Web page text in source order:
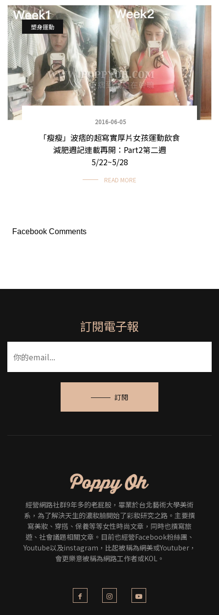
塑身運動
2016-06-05
「瘦瘦」波痞的超寫實厚片女孩運動飲食
減肥週記連載再開：Part2第二週
5/22~5/28
READ MORE
Facebook Comments
訂閱電子報
訂閱
經營網路社群9年多的老屁股，畢業於台北藝術大學美術
系，為了解決天生的濃妝臉開始了彩妝研究之路。主要撰
寫美妝、穿搭、保養等等女性時尚文章，同時也撰寫旅
遊、社會議題相關文章。目前也經營Facebook粉絲團、
Youtube以及instagram，比起被稱為網美或Youtuber，
會更樂意被稱為網路工作者或KOL。